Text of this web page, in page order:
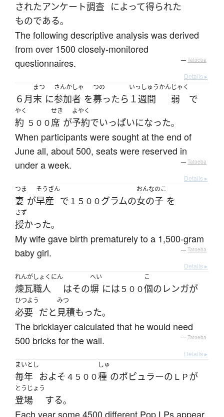
されたアンケート調査 によって得られた
ものである。
The following descriptive analysis was derived
from over 1500 closely-monitored
questionnaires.
— Tatoeba
Details ▸
６月
まつ
末 に
さんかしゃ
参加者 を
つの
募ったら
いっしゅうかん
１週間
じゃく
弱 で
やく
約 ５００
せき
席 が
よやく
予約でいっぱいになった。
When participants were sought at the end of
June all, about 500, seats were reserved in
under a week.
— Tatoeba
Details ▸
つま
妻 が
そうざん
早産 で １５００グラムの
おんなのこ
女の子 を
さず
授かった。
My wife gave birth prematurely to a 1,500-gram
baby girl.
— Tatoeba
Details ▸
れんが
煉瓦
しょくにん
職人 はその
へい
塀 には５００
こ
個の レンガが
ひつよう
必要 だと
みつ
見積もった。
The bricklayer calculated that he would need
500 bricks for the wall.
— Tatoeba
Details ▸
まいとし
毎年 およそ ４５００
しゅ
種 のポピュラーの ＬＰが
とうじょう
登場 する。
Each year some 4500 different Pop LPs appear.